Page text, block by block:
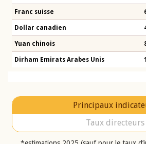
Franc suisse
Dollar canadien
Yuan chinois
Dirham Emirats Arabes Unis
Principaux
Taux directeurs